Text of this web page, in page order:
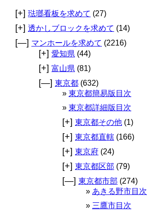
[+] 琺瑯看板を求めて (27)
[+] 透かしブロックを求めて (14)
[—] マンホールを求めて (2216)
[+] 愛知県 (44)
[+] 富山県 (81)
[—] 東京都 (632)
東京都簡易版目次
東京都詳細版目次
[+] 東京都その他 (1)
[+] 東京都直轄 (166)
[+] 東京府 (24)
[+] 東京都区部 (79)
[—] 東京都市部 (274)
あきる野市目次
三鷹市目次